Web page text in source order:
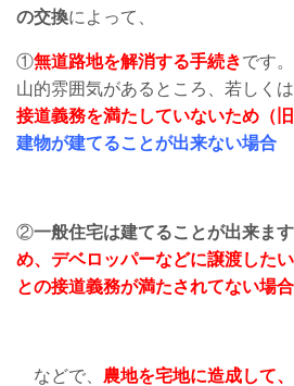
の交換によって、
①無道路地を解消する手続きです。
山的雰囲気があるところ、若しくは
接道義務を満たしていないため（
建物が建てることが出来ない場合
②一般住宅は建てることが出来ます
め、デベロッパーなどに譲渡した
との接道義務が満たされてない場合
などで、 農地を宅地に造成して